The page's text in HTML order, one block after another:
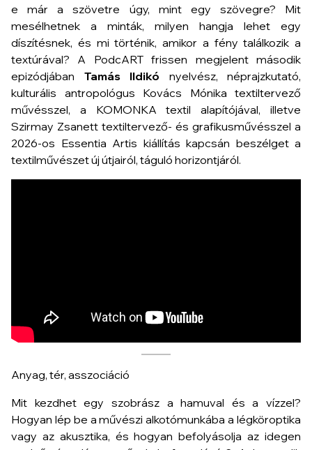
e már a szövetre úgy, mint egy szövegre? Mit
mesélhetnek a minták, milyen hangja lehet egy
díszítésnek, és mi történik, amikor a fény találkozik a
textúrával? A PodcART frissen megjelent második
epizódjában Tamás Ildikó nyelvész, néprajzkutató,
kulturális antropológus Kovács Mónika textiltervező
művésszel, a KOMONKA textil alapítójával, illetve
Szirmay Zsanett textiltervező- és grafikusművésszel a
2026-os Essentia Artis kiállítás kapcsán beszélget a
textilművészet új útjairól, táguló horizontjáról.
Anyag, tér, asszociáció
Mit kezdhet egy szobrász a hamuval és a vízzel?
Hogyan lép be a művészi alkotómunkába a légköroptika
vagy az akusztika, és hogyan befolyásolja az idegen